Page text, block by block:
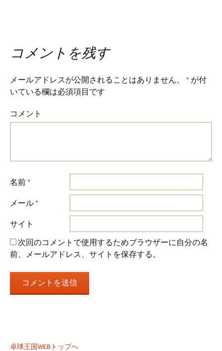
コメントを残す
メールアドレスが公開されることはありません。 * が付
いている欄は必須項目です
コメント
名前 *
メール *
サイト
次回のコメントで使用するためブラウザーに自分の名
前、メールアドレス、サイトを保存する。
卓球王国WEBトップへ